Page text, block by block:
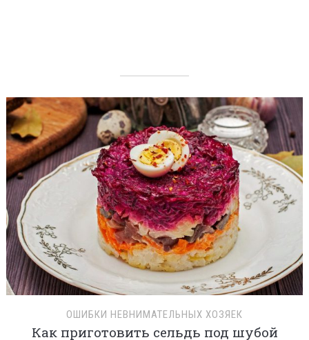
ОШИБКИ НЕВНИМАТЕЛЬНЫХ ХОЗЯЕК
Как приготовить сельдь под шубой